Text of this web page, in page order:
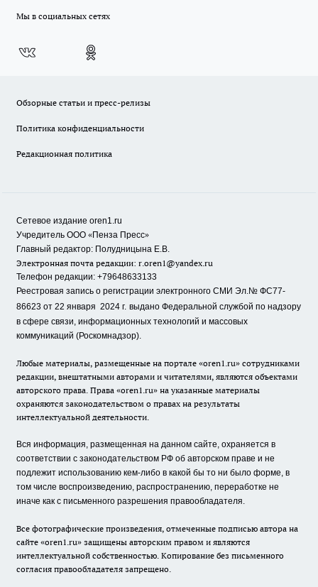
Мы в социальных сетях
Обзорные статьи и пресс-релизы
Политика конфиденциальности
Редакционная политика
Сетевое издание oren1.ru
Учредитель ООО «Пенза Пресс»
Главный редактор: Полудницына Е.В.
Электронная почта редакции: r.oren1@yandex.ru
Телефон редакции: +79648633133
Реестровая запись о регистрации электронного СМИ Эл.№ ФС77-
86623 от 22 января 2024 г. выдано Федеральной службой по надзору
в сфере связи, информационных технологий и массовых
коммуникаций (Роскомнадзор).
Любые материалы, размещенные на портале «oren1.ru» сотрудниками
редакции, внештатными авторами и читателями, являются объектами
авторского права. Права «oren1.ru» на указанные материалы
охраняются законодательством о правах на результаты
интеллектуальной деятельности.
Вся информация, размещенная на данном сайте, охраняется в
соответствии с законодательством РФ об авторском праве и не
подлежит использованию кем-либо в какой бы то ни было форме, в
том числе воспроизведению, распространению, переработке не
иначе как с письменного разрешения правообладателя.
Все фотографические произведения, отмеченные подписью автора на
сайте «oren1.ru» защищены авторским правом и являются
интеллектуальной собственностью. Копирование без письменного
согласия правообладателя запрещено.